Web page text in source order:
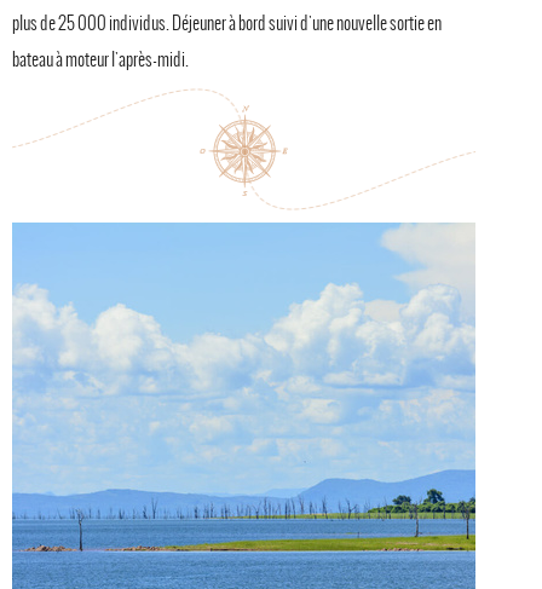
plus de 25 000 individus. Déjeuner à bord suivi d'une nouvelle sortie en
bateau à moteur l'après-midi.